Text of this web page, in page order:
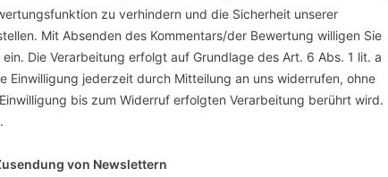
zu verhindern und die Sicherheit unserer
Mit Absenden des Kommentars/der Bewertung willigen Sie
Die Verarbeitung erfolgt auf Grundlage des Art. 6 Abs. 1 lit. a
Einwilligung jederzeit durch Mitteilung an uns widerrufen, ohne
bis zum Widerruf erfolgten Verarbeitung berührt wird.
von Newslettern